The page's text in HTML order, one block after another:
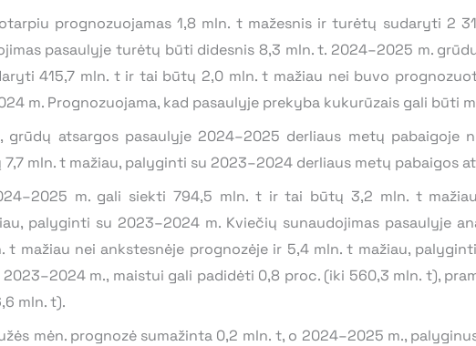
prognozuojamas 1,8 mln. t mažesnis ir turėtų sudaryti 2
pasaulyje turėtų būti didesnis 8,3 mln. t. 2024–2025 m.
415,7 mln. t ir tai būtų 2,0 mln. t mažiau nei buvo
m. Prognozuojama, kad pasaulyje prekyba kukurūzais gali būti
grūdų atsargos pasaulyje 2024–2025 derliaus metų pabaigoje
mln. t mažiau, palyginti su 2023–2024 derliaus metų pabaigos
m. gali siekti 794,5 mln. t ir tai būtų 3,2 mln. t
palyginti su 2023–2024 m. Kviečių sunaudojimas pasaulyje
nei ankstesnėje prognozėje ir 5,4 mln. t mažiau,
m., maistui gali padidėti 0,8 proc. (iki 560,3 mln. t),
mln. t).
mėn. prognozė sumažinta 0,2 mln. t, o 2024–2025 m.,